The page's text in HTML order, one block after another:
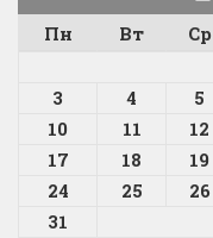
Пн
Вт Ср
3
4 5
10
11 12
17
18 19
24
25 26
31